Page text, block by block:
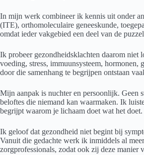
In mijn werk combineer ik kennis uit onder
(ITE), orthomoleculaire geneeskunde,
omdat ieder vakgebied een deel van de
Ik probeer gezondheidsklachten daarom niet
voeding, stress, immuunsysteem,
door die samenhang te begrijpen ontstaan
Mijn aanpak is nuchter en persoonlijk. Geen
beloftes die niemand kan waarmaken. Ik
begrijpt waarom je lichaam doet wat het doet.
Ik geloof dat gezondheid niet begint bij
Vanuit die gedachte werk ik inmiddels al
zorgprofessionals, zodat ook zij deze manier